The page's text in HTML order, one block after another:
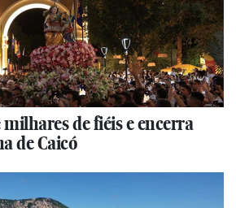
de fiéis e encerra
de Caicó